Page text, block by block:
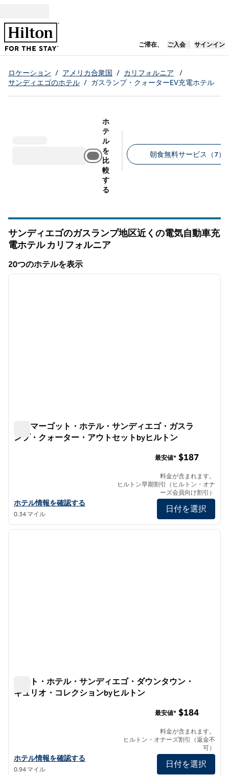
ご滞在、 新しいタブで開
ご入会 サインイン
ロケーション / アメリカ合衆国 / カリフォルニア
/
サンディエゴのホテル / ガスランプ・クォーターEV充電ホテル
ホ
テ
ル
を
比
較
す
る
朝食無料サービス（7）
サンディエゴのガスランプ地区近くの電気自動車充
電ホテルカリフォルニア
20つのホテルを表示
20つのホテルを表示
1/12
次の
ザ・マーゴット・ホテル・サンディエゴ・ガスラ
ンプ・クォーター・アウトセットbyヒルトン
ザ・マーゴット・ホテル・サンディエゴ・ガスランプ・クォータ
ホテル情報を確認する
0.34 マイル
最安値* $187
料金が含まれます。
ヒルトン早期割引（ヒルトン・オナ
ーズ会員向け割引）
日付を選択
1/12
1/12
次の
カルト・ホテル・サンディエゴ・ダウンタウン・
キュリオ・コレクションbyヒルトン
カルト・ホテル・サンディエゴ・ダウンタウン・キュリオ・コレ
ホテル情報を確認する
0.94 マイル
最安値* $184
料金が含まれます。
ヒルトン・オナーズ割引（返金不
可）
日付を選択